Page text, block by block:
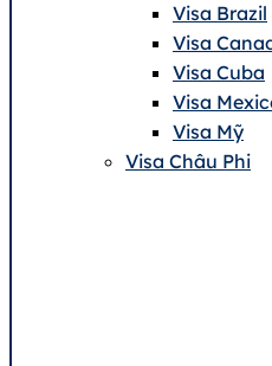
Visa Brazil
Visa
Visa Cuba
Visa
Visa Mỹ
Visa Châu Phi